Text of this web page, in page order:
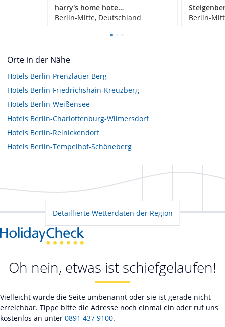
harry's home hotel & apartments
Berlin-Mitte, Deutschland
Berlin-
Orte in der Nähe
Hotels Berlin-Prenzlauer Berg
Hotels Berlin-Friedrichshain-Kreuzberg
Hotels Berlin-Weißensee
Hotels Berlin-Charlottenburg-Wilmersdorf
Hotels Berlin-Reinickendorf
Hotels Berlin-Tempelhof-Schöneberg
Detaillierte Wetterdaten der Region
Oh nein, etwas ist schiefgelaufen!
Vielleicht wurde die Seite umbenannt oder sie ist gerade nicht
erreichbar. Tippe bitte die Adresse noch einmal ein oder ruf uns
kostenlos an unter 0891 437 9100.